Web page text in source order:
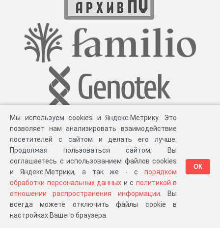
Разработка компании «Великіе предки», 2023-2026 гг. Блог.Суть проекта
Персональные данные.Распространение информации . ЧаВО. Сборка 111.39
Мы используем cookies и Яндекс.Метрику. Это
позволяет нам анализировать взаимодействие
посетителей с сайтом и делать его лучше.
Продолжая пользоваться сайтом, Вы
соглашаетесь с использованием файлов cookies
и Яндекс.Метрики, а так же - с порядком
обработки персональных данных и с политикой в
отношении распространения информации . Вы
всегда можете отключить файлы cookie в
настройках Вашего браузера.
ОК
в «Мои документы»
…или в один из ваших проектов: